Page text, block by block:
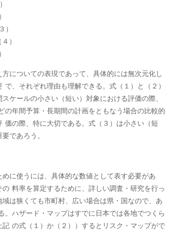
）
についての表現であって、具体的には無次元化し
、それぞれ理由も理解できる。式（１）と（２）
ケールの小さい（短い）対象における評価の際、
年間予算・長期間の計画をともなう場合の比較的
の際、特に大切である。式（３）は小さい（短
であろう。
に使うには、具体的な数値として表す必要があ
料率を算定するために、詳しい調査・研究を行っ
は狭くても市町村、広い場合は県・国なので、あ
ハザード・マップはすでに日本では各地でつくら
の式（１）か（２））するとリスク・マップがで